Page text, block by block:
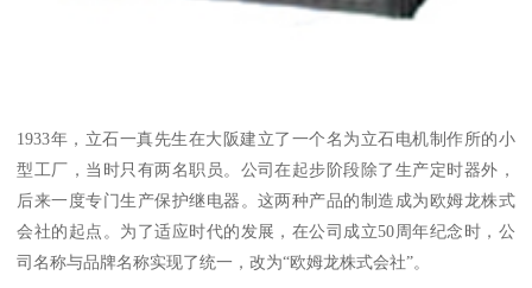
1933年，立石一真先生在大阪建立了一个名为立石电机制作所的小
型工厂，当时只有两名职员。公司在起步阶段除了生产定时器外，
后来一度专门生产保护继电器。这两种产品的制造成为欧姆龙株式
会社的起点。为了适应时代的发展，在公司成立50周年纪念时，公
司名称与品牌名称实现了统一，改为“欧姆龙株式会社”。